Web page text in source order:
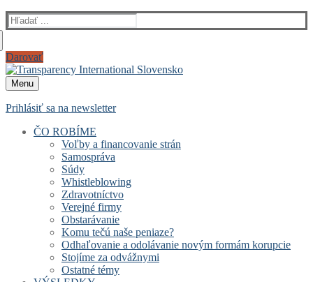
Hľadať:
Darovať
Menu
Prihlásiť sa na newsletter
ČO ROBÍME
Voľby a financovanie strán
Samospráva
Súdy
Whistleblowing
Zdravotníctvo
Verejné firmy
Obstarávanie
Komu tečú naše peniaze?
Odhaľovanie a odolávanie novým formám korupcie
Stojíme za odvážnymi
Ostatné témy